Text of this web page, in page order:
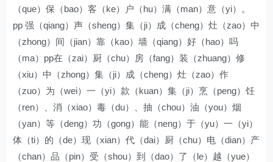
（que）保（bao）客（ke）户（hu）满（man）意（yi）。
pp 强（qiang）声（sheng）集（ji）成（cheng）灶（zao）中
（zhong）间（jian）靠（kao）墙（qiang）好（hao）吗
（ma）pp在（zai）厨（chu）房（fang）装（zhuang）修
（xiu）中（zhong）集（ji）成（cheng）灶（zao）作
（zuo）为（wei）一（yi）款（kuan）集（ji）烹（peng）饪
（ren）、消（xiao）毒（du）、抽（chou）油（you）烟
（yan）等（deng）功（gong）能（neng）于（yu）一（yi）
体（ti）的（de）现（xian）代（dai）厨（chu）电（dian）产
（chan）品（pin）受（shou）到（dao）了（le）越（yue）